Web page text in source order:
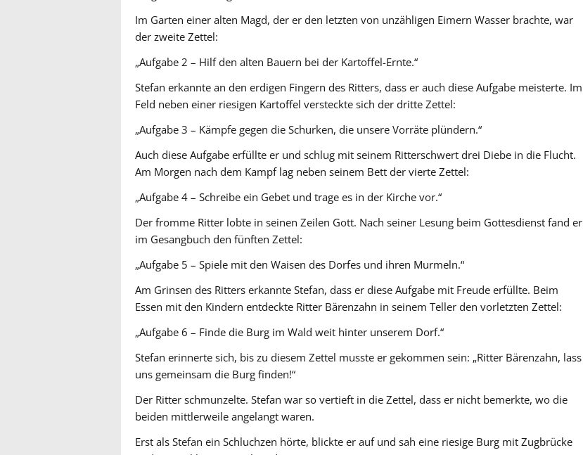
Im Garten einer alten Magd, der er den letzten von unzähligen Eimern Wasser brachte, war
der zweite Zettel:
„Aufgabe 2 – Hilf den alten Bauern bei der Kartoffel-Ernte.“
Stefan erkannte an den erdigen Fingern des Ritters, dass er auch diese Aufgabe meisterte. Im
Feld neben einer riesigen Kartoffel versteckte sich der dritte Zettel:
„Aufgabe 3 – Kämpfe gegen die Schurken, die unsere Vorräte plündern.“
Auch diese Aufgabe erfüllte er und schlug mit seinem Ritterschwert drei Diebe in die Flucht.
Am Morgen nach dem Kampf lag neben seinem Bett der vierte Zettel:
„Aufgabe 4 – Schreibe ein Gebet und trage es in der Kirche vor.“
Der fromme Ritter lobte in seinen Zeilen Gott. Nach seiner Lesung beim Gottesdienst fand er
im Gesangbuch den fünften Zettel:
„Aufgabe 5 – Spiele mit den Waisen des Dorfes und ihren Murmeln.“
Am Grinsen des Ritters erkannte Stefan, dass er diese Aufgabe mit Freude erfüllte. Beim
Essen mit den Kindern entdeckte Ritter Bärenzahn in seinem Teller den vorletzten Zettel:
„Aufgabe 6 – Finde die Burg im Wald weit hinter unserem Dorf.“
Stefan erinnerte sich, bis zu diesem Zettel musste er gekommen sein: „Ritter Bärenzahn, lass
uns gemeinsam die Burg finden!“
Der Ritter schmunzelte. Stefan war so vertieft in die Zettel, dass er nicht bemerkte, wo die
beiden mittlerweile angelangt waren.
Erst als Stefan ein Schluchzen hörte, blickte er auf und sah eine riesige Burg mit Zugbrücke